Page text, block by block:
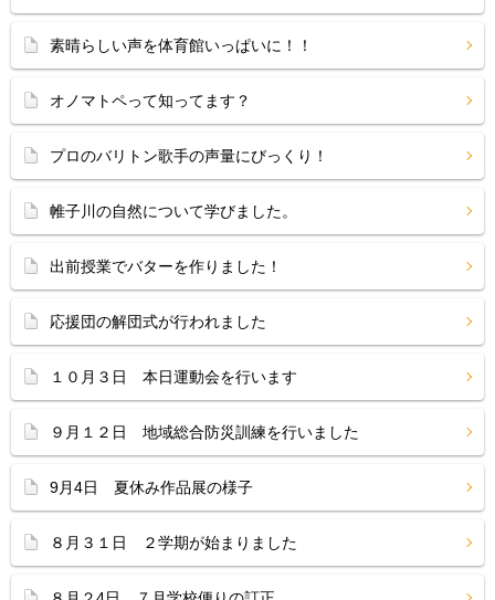
素晴らしい声を体育館いっぱいに！！
オノマトペって知ってます？
プロのバリトン歌手の声量にびっくり！
帷子川の自然について学びました。
出前授業でバターを作りました！
応援団の解団式が行われました
１０月３日 本日運動会を行います
９月１２日 地域総合防災訓練を行いました
9月4日 夏休み作品展の様子
８月３１日 ２学期が始まりました